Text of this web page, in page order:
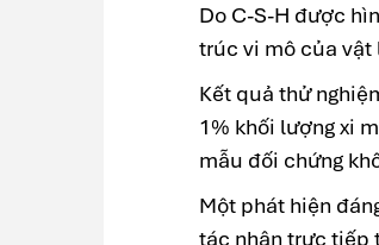
Do C-S-H được
trúc vi mô của vật
Kết quả thử
1% khối lượng xi
mẫu đối chứng
Một phát hiện
tác nhân trực tiếp